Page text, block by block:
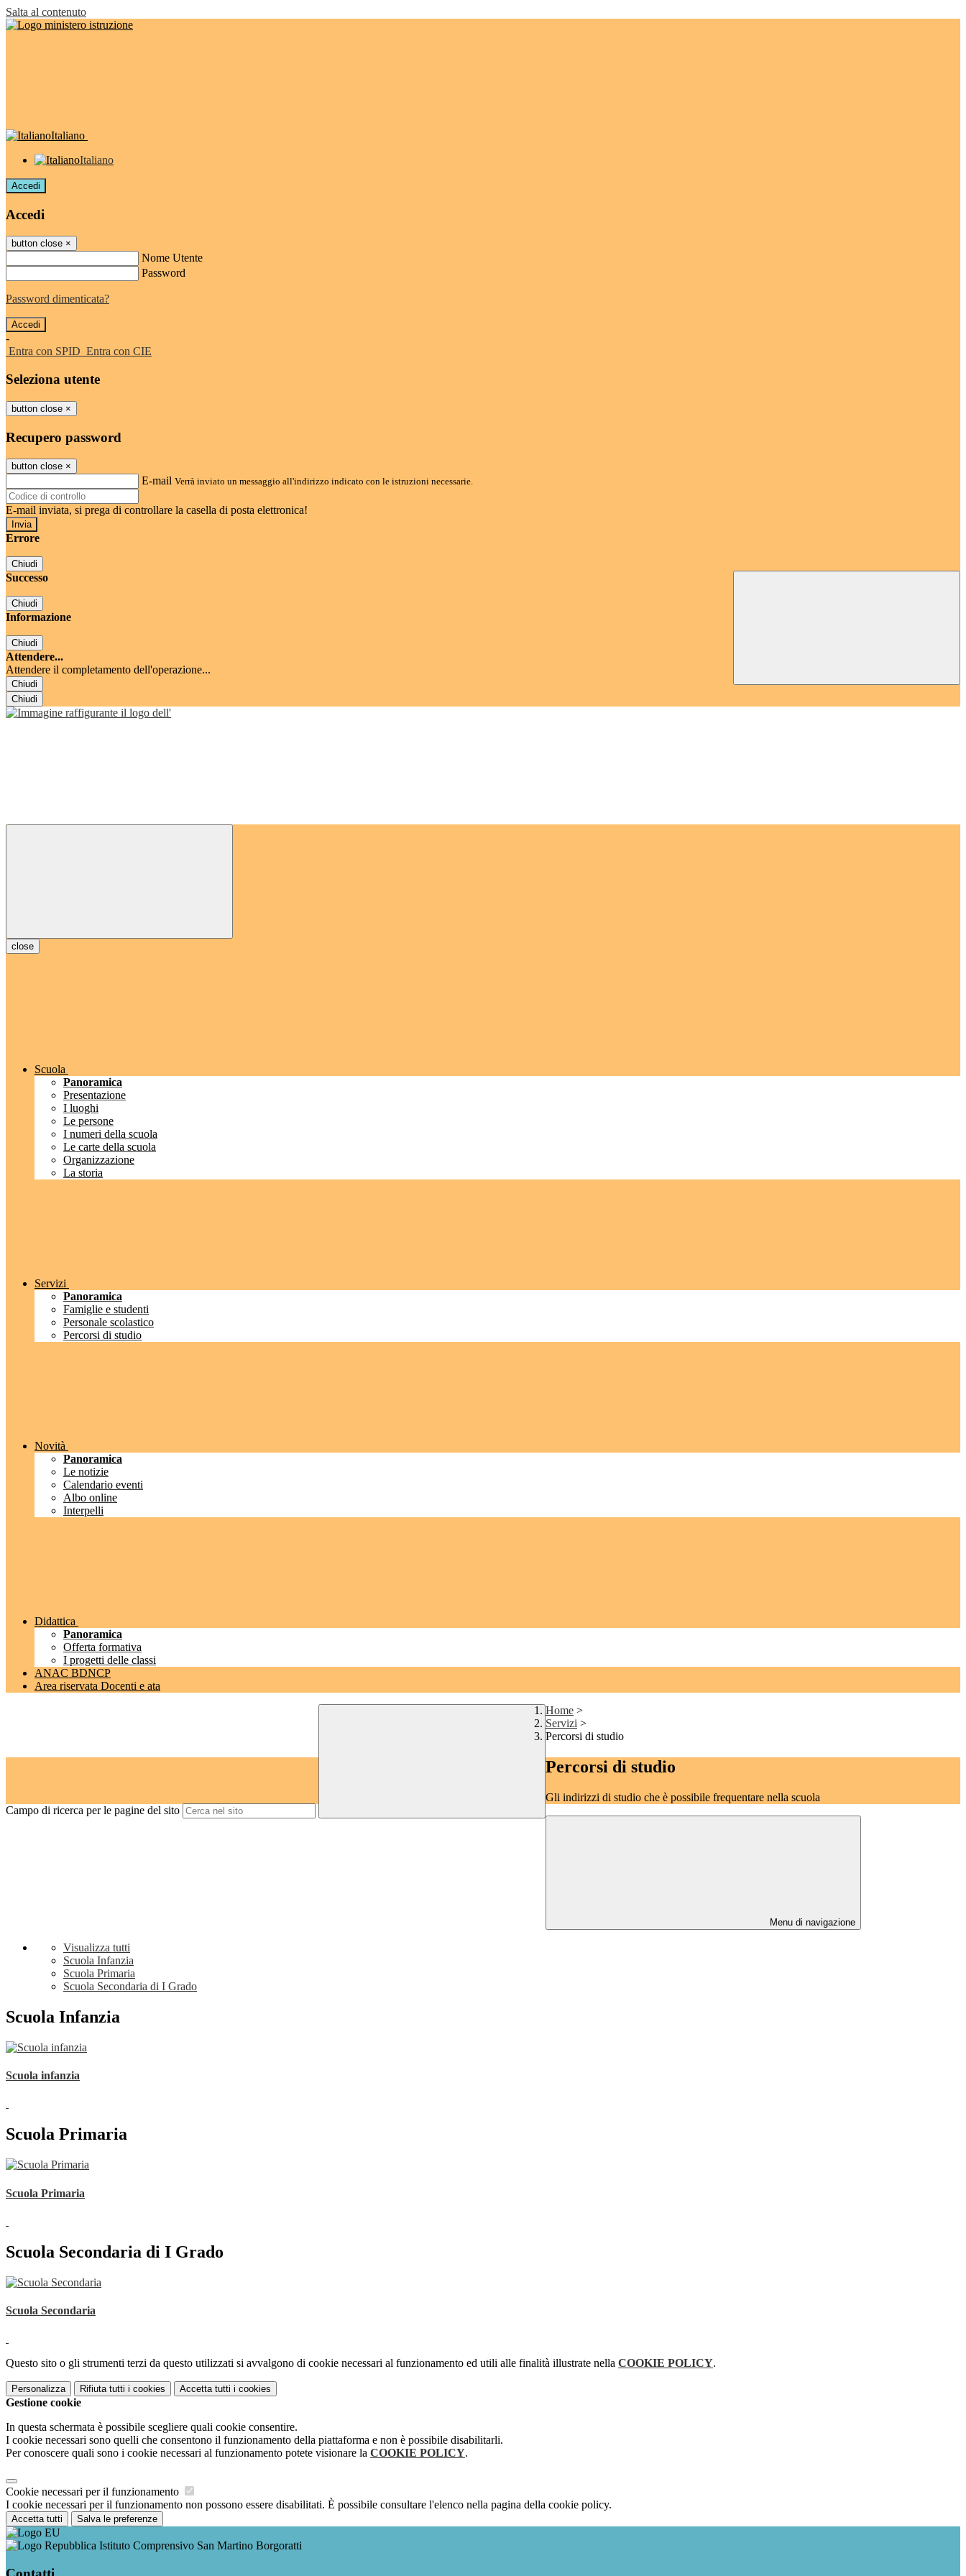
Salta al contenuto
Italiano
Italiano
Accedi
Accedi
button close ×
Nome Utente
Password
Password dimenticata?
-
Entra con SPID Entra con CIE
Seleziona utente
button close ×
Recupero password
button close ×
E-mail Verrà inviato un messaggio all'indirizzo indicato con le istruzioni necessarie.
E-mail inviata, si prega di controllare la casella di posta elettronica!
Errore
Chiudi
Successo
Chiudi
Informazione
Chiudi
Attendere...
Attendere il completamento dell'operazione...
Chiudi
Chiudi
close
Scuola
Panoramica
Presentazione
I luoghi
Le persone
I numeri della scuola
Le carte della scuola
Organizzazione
La storia
Servizi
Panoramica
Famiglie e studenti
Personale scolastico
Percorsi di studio
Novità
Panoramica
Le notizie
Calendario eventi
Albo online
Interpelli
Didattica
Panoramica
Offerta formativa
I progetti delle classi
ANAC BDNCP
Area riservata Docenti e ata
Campo di ricerca per le pagine del sito
Home >
Servizi >
Percorsi di studio
Percorsi di studio
Gli indirizzi di studio che è possibile frequentare nella scuola
Menu di navigazione
Visualizza tutti
Scuola Infanzia
Scuola Primaria
Scuola Secondaria di I Grado
Scuola Infanzia
Scuola infanzia
Scuola Primaria
Scuola Primaria
Scuola Secondaria di I Grado
Scuola Secondaria
Questo sito o gli strumenti terzi da questo utilizzati si avvalgono di cookie necessari al funzionamento ed utili alle finalità illustrate nella COOKIE POLICY.
Personalizza Rifiuta tutti i cookies Accetta tutti i cookies
Gestione cookie
In questa schermata è possibile scegliere quali cookie consentire.
I cookie necessari sono quelli che consentono il funzionamento della piattaforma e non è possibile disabilitarli.
Per conoscere quali sono i cookie necessari al funzionamento potete visionare la COOKIE POLICY.
Cookie necessari per il funzionamento
I cookie necessari per il funzionamento non possono essere disabilitati. È possibile consultare l'elenco nella pagina della cookie policy.
Accetta tutti Salva le preferenze
Istituto Comprensivo San Martino Borgoratti